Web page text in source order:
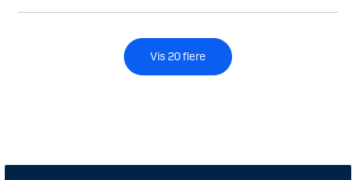
Vis 20flere